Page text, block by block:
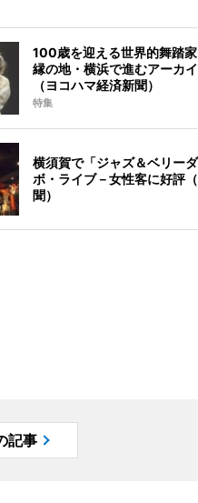
100歳を迎える世界的舞踏家
縁の地・横浜で進むアーカ
（ヨコハマ経済新聞）
特集
横須賀で「ジャズ＆ベリー
ボ・ライブ－女性客に好評
聞）
記事